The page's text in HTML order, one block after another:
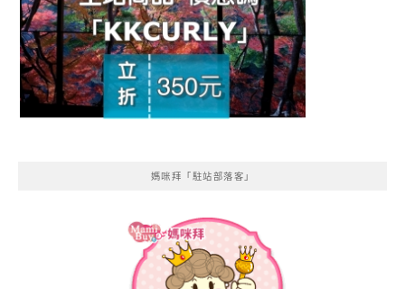
媽咪拜「駐站部落客」